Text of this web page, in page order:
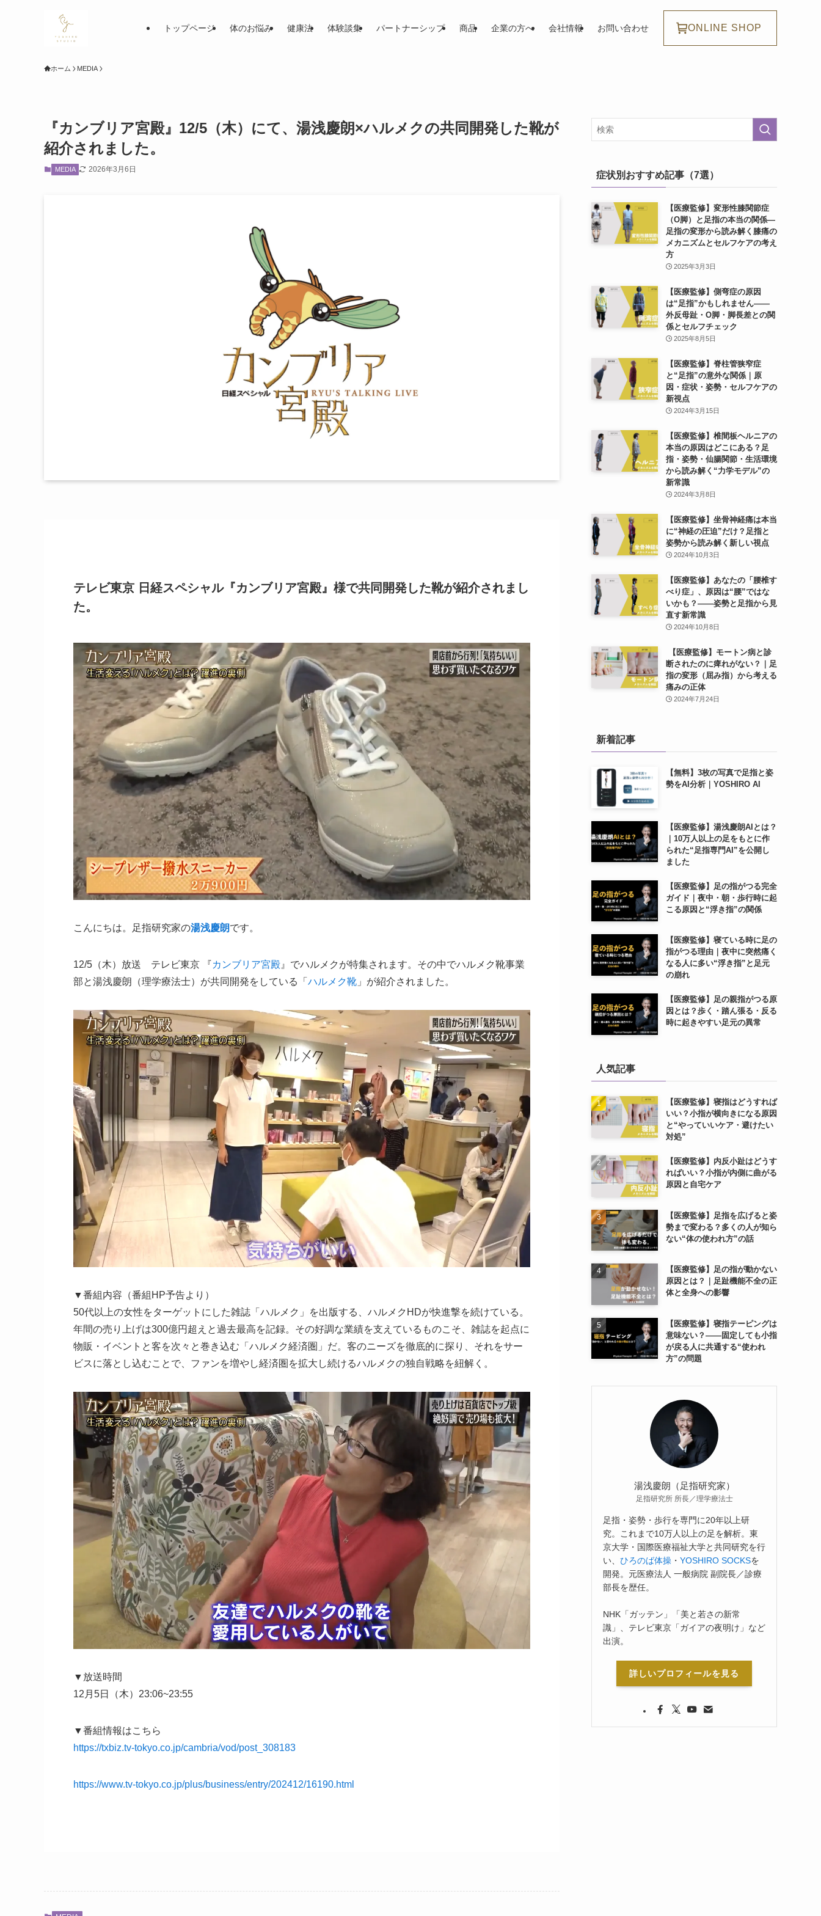
トップページ 体のお悩み 健康法 体験談集 パートナーシップ 商品 企業の方へ 会社情報 お問い合わせ ONLINE SHOP
ホーム MEDIA
『カンブリア宮殿』12/5（木）にて、湯浅慶朗×ハルメクの共同開発した靴が
紹介されました。
MEDIA 2026年3月6日
テレビ東京 日経スペシャル『カンブリア宮殿』様で共同開発した靴が紹介されまし
た。
こんにちは。足指研究家の湯浅慶朗です。
12/5（木）放送 テレビ東京 『カンブリア宮殿 』でハルメクが特集されます。その中でハルメク靴事業
部と湯浅慶朗（理学療法士）が共同開発をしている「 ハルメク靴 」が紹介されました。
▼番組内容（番組HP予告より）
50代以上の女性をターゲットにした雑誌「ハルメク」を出版する、ハルメクHDが快進撃を続けている。
年間の売り上げは300億円超えと過去最高を記録。その好調な業績を支えているものこそ、雑誌を起点に
物販・イベントと客を次々と巻き込む「ハルメク経済圏」だ。客のニーズを徹底的に探り、それをサー
ビスに落とし込むことで、ファンを増やし経済圏を拡大し続けるハルメクの独自戦略を紐解く。
▼放送時間
12月5日（木）23:06~23:55
▼番組情報はこちら
https://txbiz.tv-tokyo.co.jp/cambria/vod/post_308183
https://www.tv-tokyo.co.jp/plus/business/entry/202412/16190.html
症状別おすすめ記事（7選）
【医療監修】変形性膝関節症
（O脚）と足指の本当の関係―
足指の変形から読み解く膝痛の
メカニズムとセルフケアの考え
方
2025年3月3日
【医療監修】側弯症の原因
は“足指”かもしれません——
外反母趾・O脚・脚長差との関
係とセルフチェック
2025年8月5日
【医療監修】脊柱管狭窄症
と“足指”の意外な関係｜原
因・症状・姿勢・セルフケアの
新視点
2024年3月15日
【医療監修】椎間板ヘルニアの
本当の原因はどこにある？足
指・姿勢・仙腸関節・生活環境
から読み解く“力学モデル”の
新常識
2024年3月8日
【医療監修】坐骨神経痛は本当
に“神経の圧迫”だけ？足指と
姿勢から読み解く新しい視点
2024年10月3日
【医療監修】あなたの「腰椎す
べり症」、原因は“腰”ではな
いかも？——姿勢と足指から見
直す新常識
2024年10月8日
【医療監修】モートン病と診
断されたのに痺れがない？｜足
指の変形（屈み指）から考える
痛みの正体
2024年7月24日
新着記事
【無料】3枚の写真で足指と姿
勢をAI分析｜YOSHIRO AI
【医療監修】湯浅慶朗AIとは？
｜10万人以上の足をもとに作
られた“足指専門AI”を公開し
ました
【医療監修】足の指がつる完全
ガイド｜夜中・朝・歩行時に起
こる原因と“浮き指”の関係
【医療監修】寝ている時に足の
指がつる理由｜夜中に突然痛く
なる人に多い“浮き指”と足元
の崩れ
【医療監修】足の親指がつる原
因とは？歩く・踏ん張る・反る
時に起きやすい足元の異常
人気記事
【医療監修】寝指はどうすれば
いい？小指が横向きになる原因
と“やっていいケア・避けたい
対処”
【医療監修】内反小趾はどうす
ればいい？小指が内側に曲がる
原因と自宅ケア
【医療監修】足指を広げると姿
勢まで変わる？多くの人が知ら
ない“体の使われ方”の話
【医療監修】足の指が動かない
原因とは？｜足趾機能不全の正
体と全身への影響
【医療監修】寝指テーピングは
意味ない？――固定しても小指
が戻る人に共通する“使われ
方”の問題
湯浅慶朗（足指研究家）
足指研究所 所長／理学療法士
足指・姿勢・歩行を専門に20年以上研
究。これまで10万人以上の足を解析。東
京大学・国際医療福祉大学と共同研究を行
い、 ひろのば体操 ・ YOSHIRO SOCKSを
開発。元医療法人 一般病院 副院長／診療
部長を歴任。
NHK「ガッテン」「美と若さの新常
識」、テレビ東京「ガイアの夜明け」など
出演。
詳しいプロフィールを見る